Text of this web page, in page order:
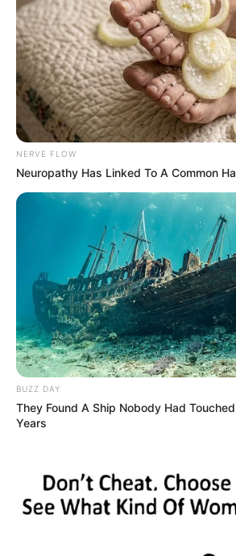
NERVE FLOW
Neuropathy Has Linked To A Common
BUZZ DAY
They Found A Ship Nobody Had
Years